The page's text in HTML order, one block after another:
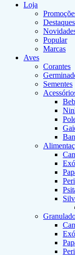
Loja
Destaques
Popular
Marcas
Aves
Corantes
Sementes